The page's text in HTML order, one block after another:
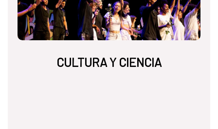
CULTURA Y CIENCIA